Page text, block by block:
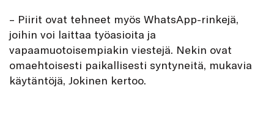
– Piirit ovat tehneet myös WhatsApp-rinkejä,
joihin voi laittaa työasioita ja
vapaamuotoisempiakin viestejä. Nekin ovat
omaehtoisesti paikallisesti syntyneitä, mukavia
käytäntöjä, Jokinen kertoo.